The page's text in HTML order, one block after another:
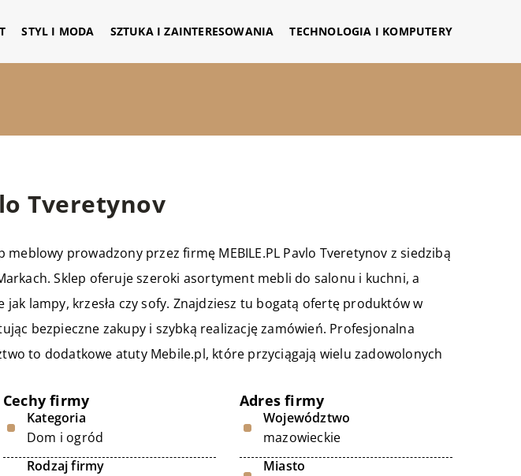
STYL I MODA SZTUKA I ZAINTERESOWANIA TECHNOLOGIA I KOMPUTERY
Tveretynov
prowadzony przez firmę MEBILE.PL Pavlo Tveretynov z siedzibą
Sklep oferuje szeroki asortyment mebli do salonu i kuchni, a
jak lampy, krzesła czy sofy. Znajdziesz tu bogatą ofertę produktów w
bezpieczne zakupy i szybką realizację zamówień. Profesjonalna
to dodatkowe atuty Mebile.pl, które przyciągają wielu zadowolonych
Cechy firmy
Kategoria
Dom i ogród
Rodzaj firmy
Adres firmy
Województwo
mazowieckie
Miasto